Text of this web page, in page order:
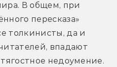
В общем, при
пересказа»
толкинисты, да и
впадают
недоумение.